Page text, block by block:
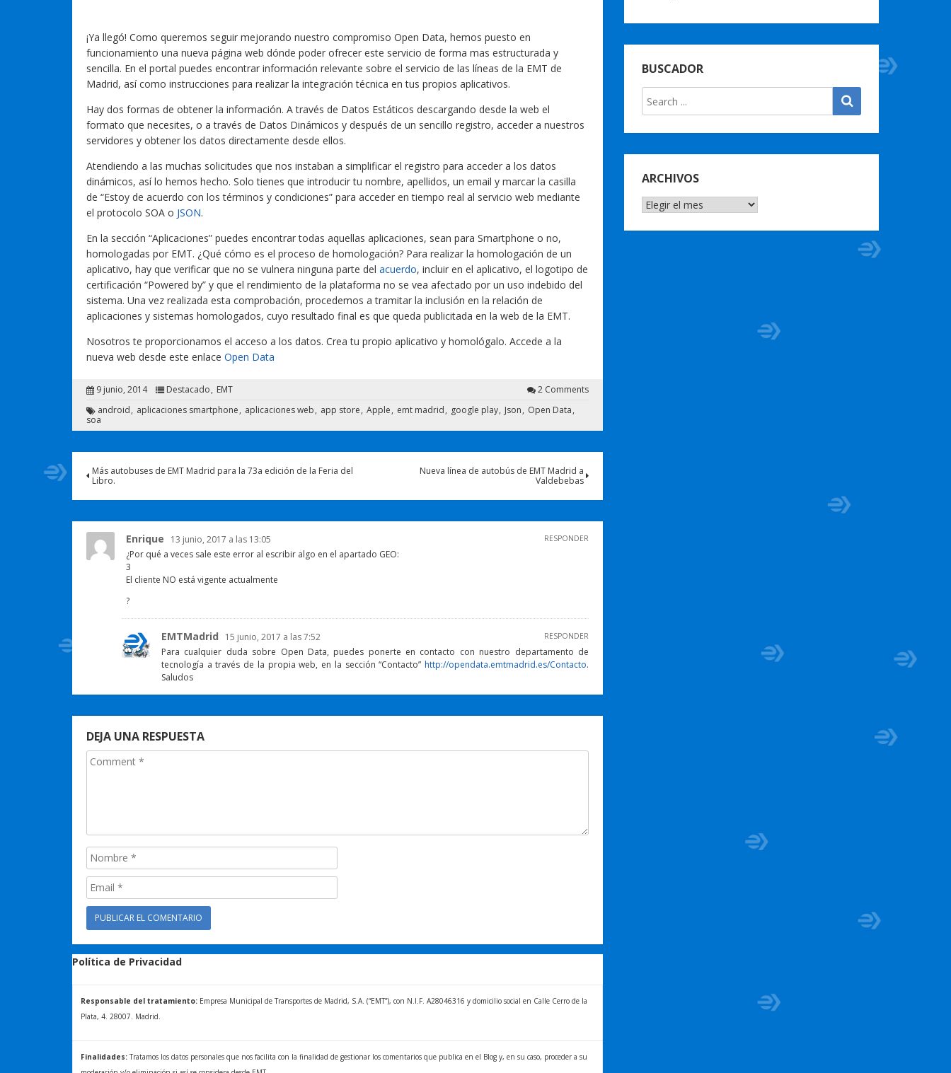
¡Ya llegó! Como queremos seguir mejorando nuestro compromiso Open Data, hemos puesto en
funcionamiento una nueva página web dónde poder ofrecer este servicio de forma mas estructurada y
sencilla. En el portal puedes encontrar información relevante sobre el servicio de las líneas de la EMT de
Madrid, así como instrucciones para realizar la integración técnica en tus propios aplicativos.
Hay dos formas de obtener la información. A través de Datos Estáticos descargando desde la web el
formato que necesites, o a través de Datos Dinámicos y después de un sencillo registro, acceder a nuestros
servidores y obtener los datos directamente desde ellos.
Atendiendo a las muchas solicitudes que nos instaban a simplificar el registro para acceder a los datos
dinámicos, así lo hemos hecho. Solo tienes que introducir tu nombre, apellidos, un email y marcar la casilla
de “Estoy de acuerdo con los términos y condiciones” para acceder en tiempo real al servicio web mediante
el protocolo SOA o JSON.
En la sección “Aplicaciones” puedes encontrar todas aquellas aplicaciones, sean para Smartphone o no,
homologadas por EMT. ¿Qué cómo es el proceso de homologación? Para realizar la homologación de un
aplicativo, hay que verificar que no se vulnera ninguna parte del acuerdo, incluir en el aplicativo, el logotipo de
certificación “Powered by” y que el rendimiento de la plataforma no se vea afectado por un uso indebido del
sistema. Una vez realizada esta comprobación, procedemos a tramitar la inclusión en la relación de
aplicaciones y sistemas homologados, cuyo resultado final es que queda publicitada en la web de la EMT.
Nosotros te proporcionamos el acceso a los datos. Crea tu propio aplicativo y homológalo. Accede a la
nueva web desde este enlace Open Data
9 junio, 2014 Destacado EMT
2 Comments
android
aplicaciones smartphone aplicaciones web app store Apple emt madrid google play Json
Open Data
soa
Más autobuses de EMT Madrid para la 73a edición de la Feria del
Libro.
Nueva línea de autobús de EMT Madrid a
Valdebebas
Enrique 13 junio, 2017 a las 13:05 RESPONDER
¿Por qué a veces sale este error al escribir algo en el apartado GEO:
3
El cliente NO está vigente actualmente
?
EMTMadrid 15 junio, 2017 a las 7:52 RESPONDER
Para cualquier duda sobre Open Data, puedes ponerte en contacto con nuestro departamento de
tecnología a través de la propia web, en la sección “Contacto” http://opendata.emtmadrid.es/Contacto.
Saludos
DEJA UNA RESPUESTA
Política de Privacidad
Responsable del tratamiento:Empresa Municipal de Transportes de Madrid, S.A. (“EMT”), con N.I.F. A28046316 y domicilio social en Calle Cerro de la
Plata, 4. 28007. Madrid.
Finalidades:Tratamos los datos personales que nos facilita con la finalidad de gestionar los comentarios que publica en el Blog y, en su caso, proceder a su
BUSCADOR
ARCHIVOS
ARCHIVOS